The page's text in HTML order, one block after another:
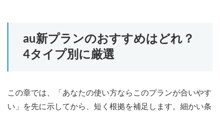
au新プランのおすすめはどれ？
4タイプ別に厳選
この章では、「あなたの使い方ならこのプランが合いやす
い」を先に示してから、短く根拠を補足します。細かい条